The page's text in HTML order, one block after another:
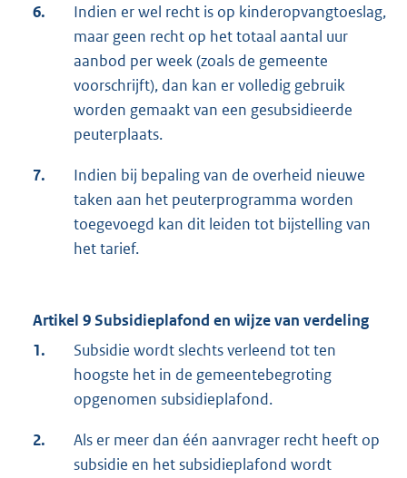
6.
Indien er wel recht is op kinderopvangtoeslag,
maar geen recht op het totaal aantal uur
aanbod per week (zoals de gemeente
voorschrijft), dan kan er volledig gebruik
worden gemaakt van een gesubsidieerde
peuterplaats.
7.
Indien bij bepaling van de overheid nieuwe
taken aan het peuterprogramma worden
toegevoegd kan dit leiden tot bijstelling van
het tarief.
Artikel 9 Subsidieplafond en wijze van verdeling
1.
Subsidie wordt slechts verleend tot ten
hoogste het in de gemeentebegroting
opgenomen subsidieplafond.
2.
Als er meer dan één aanvrager recht heeft op
subsidie en het subsidieplafond wordt